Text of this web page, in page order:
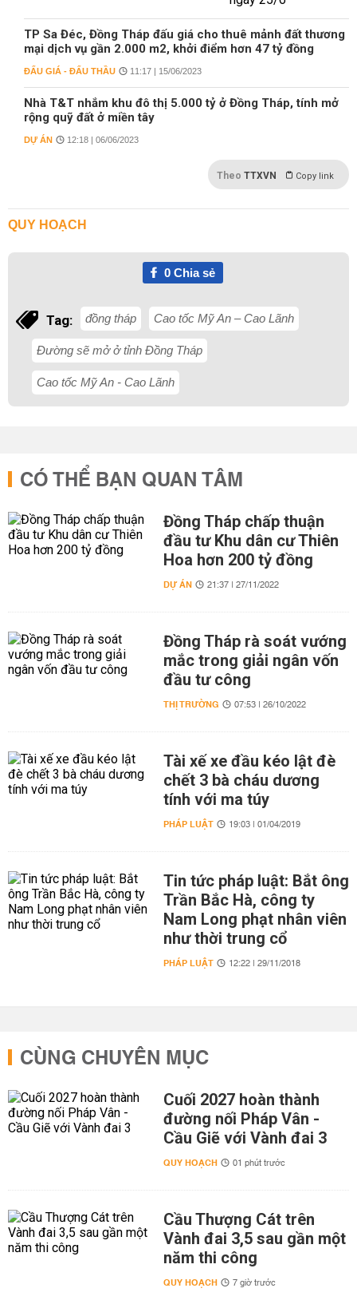
TP Sa Đéc, Đồng Tháp đấu giá cho thuê mảnh đất thương
mại dịch vụ gần 2.000 m2, khởi điểm hơn 47 tỷ đồng
ĐẤU GIÁ - ĐẤU THẦU 11:17 | 15/06/2023
Nhà T&T nhắm khu đô thị 5.000 tỷ ở Đồng Tháp, tính mở
rộng quỹ đất ở miền tây
DỰ ÁN 12:18 | 06/06/2023
Theo TTXVN Copy link
QUY HOẠCH
0Chia sẻ
Tag: đồng tháp Cao tốc Mỹ An – Cao Lãnh
Đường sẽ mở ở tỉnh Đồng Tháp
Cao tốc Mỹ An - Cao Lãnh
CÓ THỂ BẠN QUAN TÂM
Đồng Tháp chấp thuận
đầu tư Khu dân cư Thiên
Hoa hơn 200 tỷ đồng
DỰ ÁN 21:37 | 27/11/2022
Đồng Tháp rà soát vướng
mắc trong giải ngân vốn
đầu tư công
THỊ TRƯỜNG 07:53 | 26/10/2022
Tài xế xe đầu kéo lật đè
chết 3 bà cháu dương
tính với ma túy
PHÁP LUẬT 19:03 | 01/04/2019
Tin tức pháp luật: Bắt ông
Trần Bắc Hà, công ty
Nam Long phạt nhân viên
như thời trung cổ
PHÁP LUẬT 12:22 | 29/11/2018
CÙNG CHUYÊN MỤC
Cuối 2027 hoàn thành
đường nối Pháp Vân -
Cầu Giẽ với Vành đai 3
QUY HOẠCH 01 phút trước
Cầu Thượng Cát trên
Vành đai 3,5 sau gần một
năm thi công
QUY HOẠCH 7 giờ trước